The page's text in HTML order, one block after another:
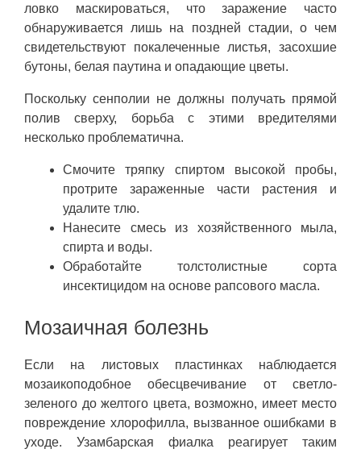
ловко маскироваться, что заражение часто
обнаруживается лишь на поздней стадии, о чем
свидетельствуют покалеченные листья, засохшие
бутоны, белая паутина и опадающие цветы.
Поскольку сенполии не должны получать прямой
полив сверху, борьба с этими вредителями
несколько проблематична.
Смочите тряпку спиртом высокой пробы,
протрите зараженные части растения и
удалите тлю.
Нанесите смесь из хозяйственного мыла,
спирта и воды.
Обработайте толстолистные сорта
инсектицидом на основе рапсового масла.
Мозаичная болезнь
Если на листовых пластинках наблюдается
мозаикоподобное обесцвечивание от светло-
зеленого до желтого цвета, возможно, имеет место
повреждение хлорофилла, вызванное ошибками в
уходе. Узамбарская фиалка реагирует таким